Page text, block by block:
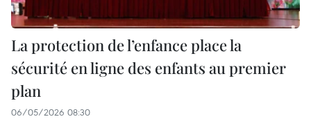
La protection de l’enfance place la
sécurité en ligne des enfants au premier
plan
06/05/2026 08:30